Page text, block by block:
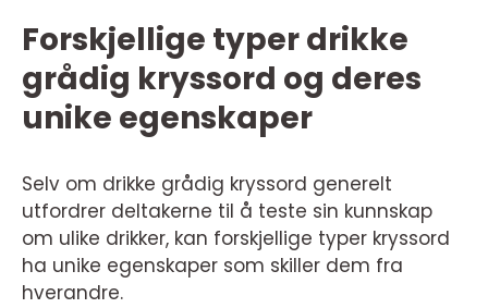
Forskjellige typer drikke
grådig kryssord og deres
unike egenskaper
Selv om drikke grådig kryssord generelt
utfordrer deltakerne til å teste sin kunnskap
om ulike drikker, kan forskjellige typer kryssord
ha unike egenskaper som skiller dem fra
hverandre.